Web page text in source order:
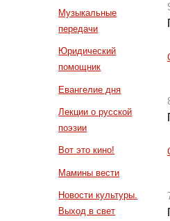
Музыкальные
передачи
Юридический
помощник
Евангелие дня
Лекции о русской
поэзии
Вот это кино!
Мамины вести
Новости культуры.
Выход в свет